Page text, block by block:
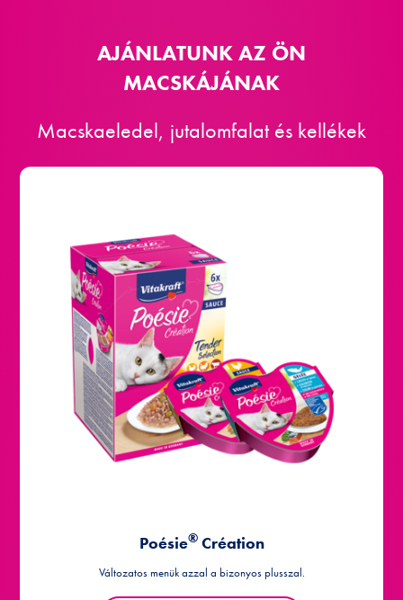
AJÁNLATUNK AZ ÖN
MACSKÁJÁNAK
Macskaeledel, jutalomfalat és kellékek